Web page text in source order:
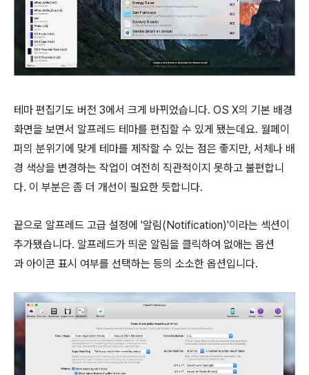
테마 편집기도 버전 3에서 크게 바뀌었습니다. OS X의 기본 배경
화면을 보면서 알프레드 테마를 편집할 수 있게 됐는데요. 월페이
퍼의 분위기에 맞게 테마를 제작할 수 있는 점은 좋지만, 서체나 배
경 색상을 변경하는 작업이 여전히 직관적이지 못하고 불편합니
다. 이 부분은 좀 더 개선이 필요한 듯합니다.
끝으로 알프레드 고급 설정에 '알림(Notification)'이라는 섹션이
추가됐습니다. 알프레드가 띄운 알림을 클릭하여 없애는 옵션
과 아이콘 표시 여부를 선택하는 등의 소소한 옵션입니다.